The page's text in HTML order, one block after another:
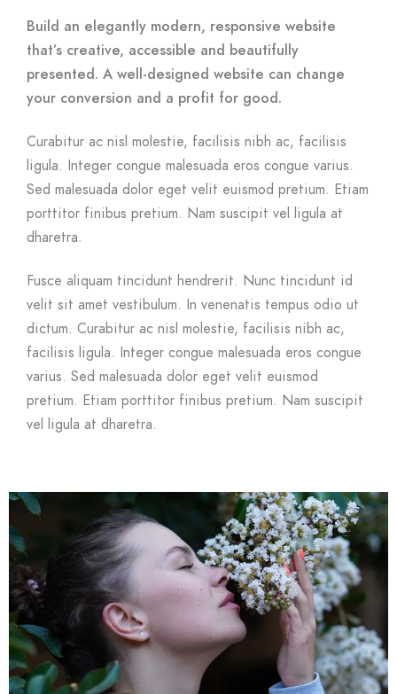
Build an elegantly modern, responsive website
that’s creative, accessible and beautifully
presented. A well-designed website can change
your conversion and a profit for good.
Curabitur ac nisl molestie, facilisis nibh ac, facilisis
ligula. Integer congue malesuada eros congue varius.
Sed malesuada dolor eget velit euismod pretium. Etiam
porttitor finibus pretium. Nam suscipit vel ligula at
dharetra.
Fusce aliquam tincidunt hendrerit. Nunc tincidunt id
velit sit amet vestibulum. In venenatis tempus odio ut
dictum. Curabitur ac nisl molestie, facilisis nibh ac,
facilisis ligula. Integer congue malesuada eros congue
varius. Sed malesuada dolor eget velit euismod
pretium. Etiam porttitor finibus pretium. Nam suscipit
vel ligula at dharetra.